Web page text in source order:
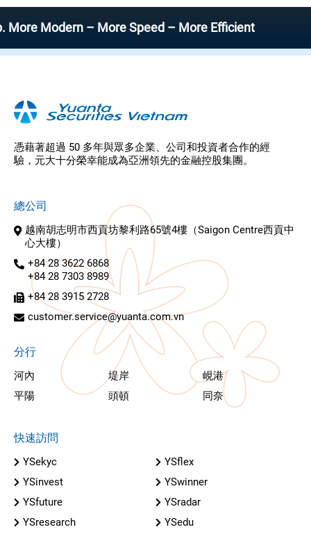
– More Speed – More Efficient
憑藉著超過 50 多年與眾多企業、公司和投資者合作的經
驗，元大十分榮幸能成為亞洲領先的金融控股集團。
總公司
越南胡志明市西貢坊黎利路65號4樓（Saigon Centre西貢中
心大樓）
+84 28 3622 6868
+84 28 7303 8989
+84 28 3915 2728
customer.service@yuanta.com.vn
分行
河內 堤岸
峴港
平陽
頭頓 同奈
快速訪問
YSekyc
YSflex
YSinvest
YSwinner
YSfuture
YSradar
YSresearch
YSedu